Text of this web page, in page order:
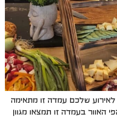
שלכם עמדה זו מתאימה
האוור בעמדה זו תמצאו מגוון